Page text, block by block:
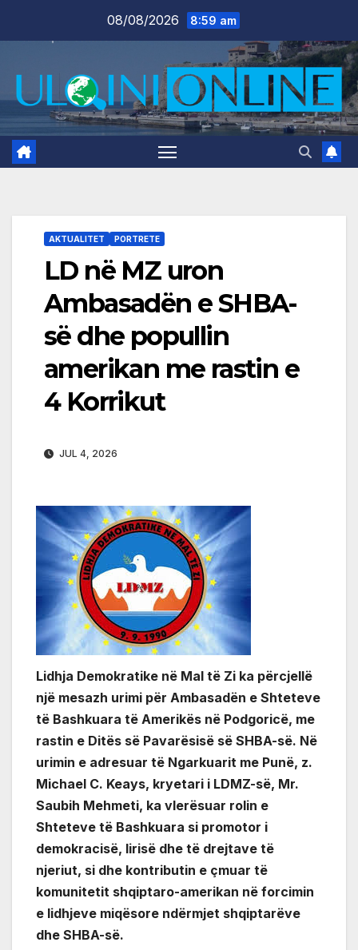
08/08/2026 8:59 am
AKTUALITET PORTRETE
LD në MZ uron
Ambasadën e SHBA-
së dhe popullin
amerikan me rastin e
4 Korrikut
JUL 4, 2026
Lidhja Demokratike në Mal të Zi ka përcjellë
një mesazh urimi për Ambasadën e Shteteve
të Bashkuara të Amerikës në Podgoricë, me
rastin e Ditës së Pavarësisë së SHBA-së. Në
urimin e adresuar të Ngarkuarit me Punë, z.
Michael C. Keays, kryetari i LDMZ-së, Mr.
Saubih Mehmeti, ka vlerësuar rolin e
Shteteve të Bashkuara si promotor i
demokracisë, lirisë dhe të drejtave të
njeriut, si dhe kontributin e çmuar të
komunitetit shqiptaro-amerikan në forcimin
e lidhjeve miqësore ndërmjet shqiptarëve
dhe SHBA-së.